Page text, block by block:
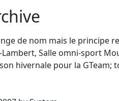
de nom mais le principe
Salle omni-sport
hivernale pour la GTeam;